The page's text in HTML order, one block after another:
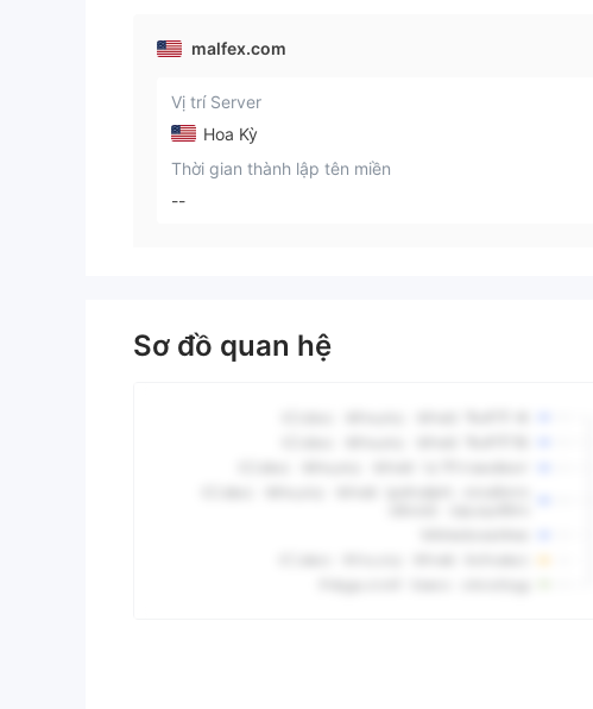
malfex.com
Vị trí Server
Hoa Kỳ
Thời gian thành lập tên miền
--
Sơ đồ quan hệ